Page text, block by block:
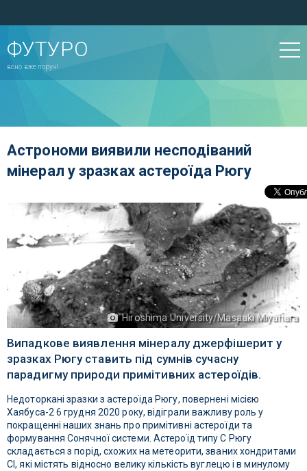
ФУТУРО
воно вже поруч!
Астрономи виявили несподіваний
мінерал у зразках астероїда Рюгу
Hiroshima University/Masaaki Miyahara
Випадкове виявлення мінералу джерфішерит у
зразках Рюгу ставить під сумнів сучасну
парадигму природи примітивних астероїдів.
Недоторкані зразки з астероїда Рюгу, повернені місією
Хаябуса-2 6 грудня 2020 року, відіграли важливу роль у
покращенні наших знань про примітивні астероїди та
формування Сонячної системи. Астероїд типу С Рюгу
складається з порід, схожих на метеорити, званих хондритами
CI, які містять відносно велику кількість вуглецю і в минулому